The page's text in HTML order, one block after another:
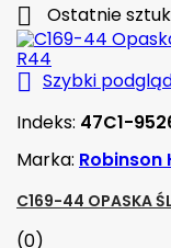
 Ostatnie
 Szybki
Indeks: 47C1-
Marka:
C169-44 OPASKA
(0)